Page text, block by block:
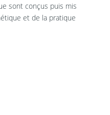
sont conçus puis mis
et de la pratique